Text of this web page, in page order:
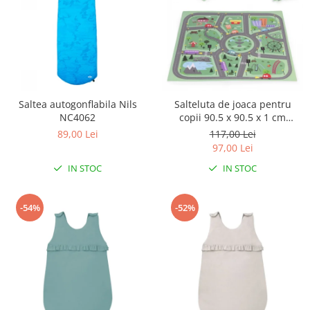
Triciclete copii si adulti
Trotinete copii si adulti
Biciclete fara pedale
Masinute fara pedale
Role copii si adulti
Masinute si motociclete electrice
Skateboard
Scaune de biciclete copii
Baita, Igiena, Siguranta
Lenjerie mamici
Saltea autogonflabila Nils
NC4062
89,00 Lei
IN STOC
Salteluta de joaca pentru
copii 90.5 x 90.5 x 1 cm
ECOEVA021 - Orasel
117,00 Lei
97,00 Lei
IN STOC
-54% -52%